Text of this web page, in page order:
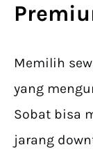
Memilih
yang
Sobat bisa
jarang